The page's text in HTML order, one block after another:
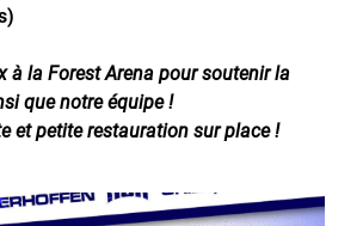
à la Forest Arena pour soutenir la
que notre équipe !
et petite restauration sur place !